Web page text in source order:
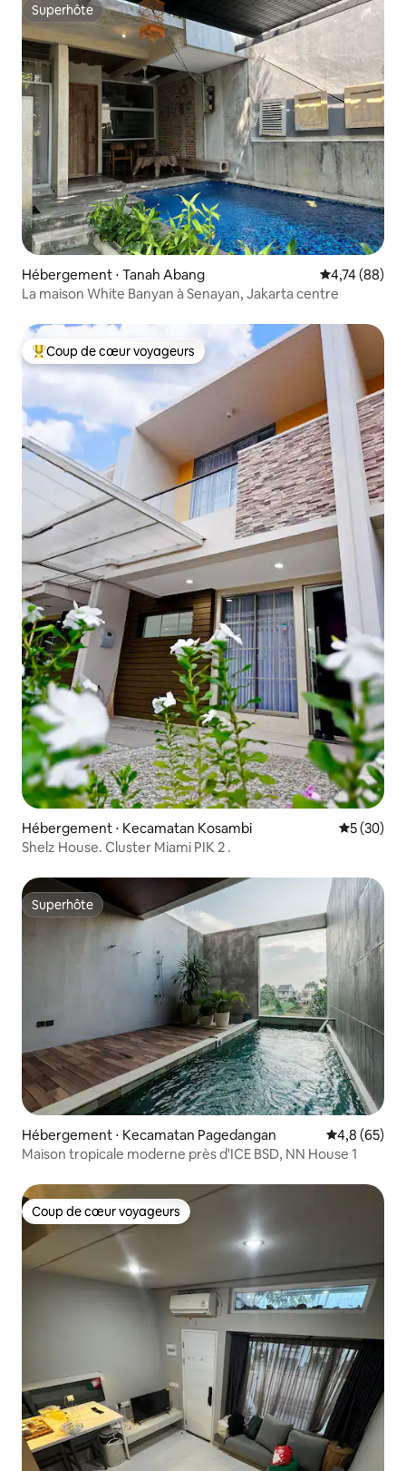
Superhôte
Superhôte
Hébergement ⋅ Tanah Abang Évaluation
4,74 (88)
La maison White Banyan à Senayan, Jakarta centre
Coups de cœur voyageurs les plus appréciés
Coup de cœur voyageurs
Hébergement ⋅ Kecamatan Kosambi
5 (30)
Shelz House. Cluster Miami PIK 2 .
Superhôte
Superhôte
Hébergement ⋅ Kecamatan Pagedangan Évaluation
4,8 (65)
Maison tropicale moderne près d'ICE BSD, NN House 1
Coup de cœur voyageurs
Coup de cœur voyageurs